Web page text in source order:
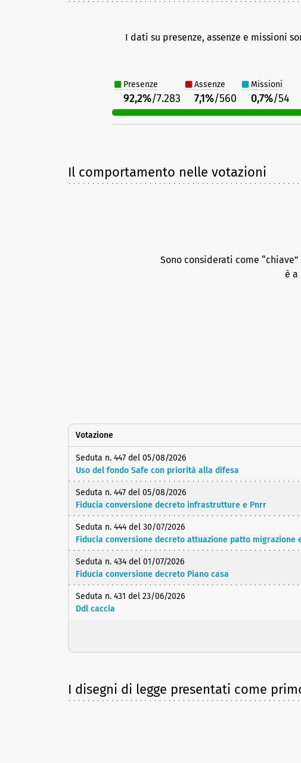
I dati su presenze, assenze e missioni
Presenze Assenze Missioni
92,2%/7.283 7,1%/560 0,7%/54
Il comportamento nelle votazioni
Sono considerati come
è
Votazione
Seduta n. 447 del 05/08/2026
Uso del fondo Safe con priorità alla difesa
Seduta n. 447 del 05/08/2026
Fiducia conversione decreto infrastrutture e Pnrr
Seduta n. 444 del 30/07/2026
Fiducia conversione decreto attuazione patto migrazione
Seduta n. 434 del 01/07/2026
Fiducia conversione decreto Piano casa
Seduta n. 431 del 23/06/2026
Ddl caccia
I disegni di legge presentati come